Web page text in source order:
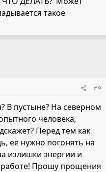
такое
#9
В пустыне? На северном
человека,
Перед тем как
ее нужно погонять на
излишки энергии и
работе! Прошу прощения